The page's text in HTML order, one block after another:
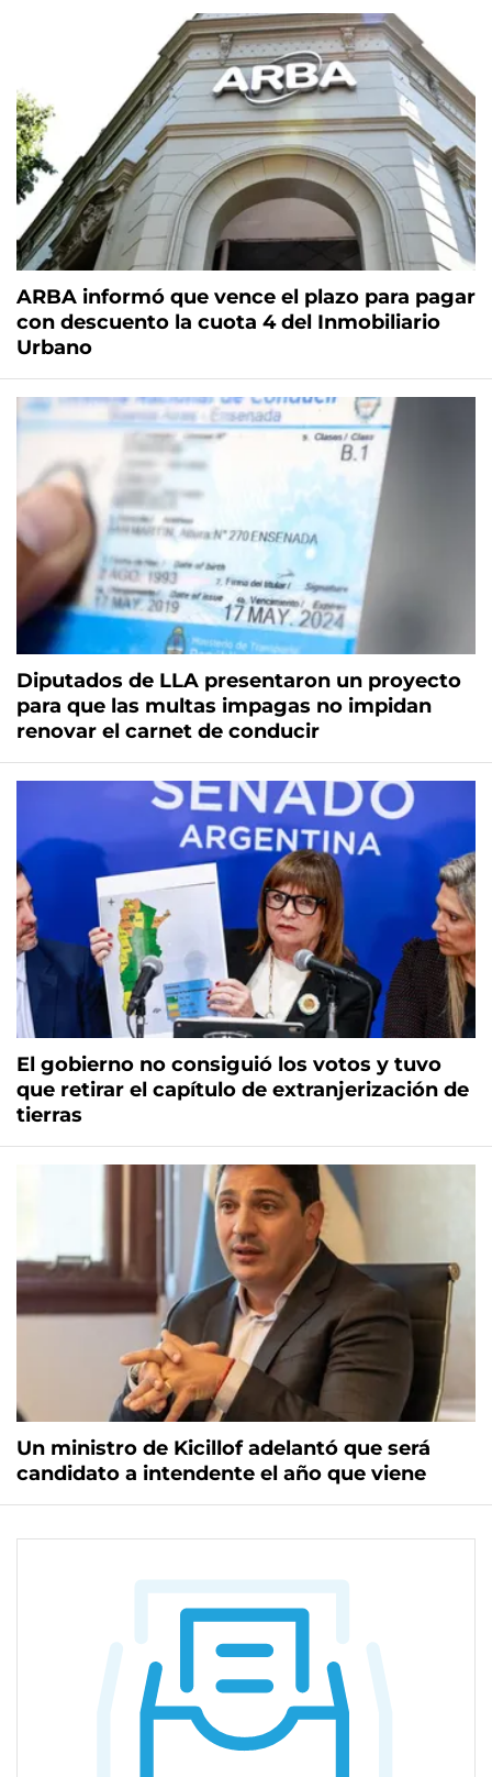
ARBA informó que vence el plazo para pagar
con descuento la cuota 4 del Inmobiliario
Urbano
Diputados de LLA presentaron un proyecto
para que las multas impagas no impidan
renovar el carnet de conducir
El gobierno no consiguió los votos y tuvo
que retirar el capítulo de extranjerización de
tierras
Un ministro de Kicillof adelantó que será
candidato a intendente el año que viene